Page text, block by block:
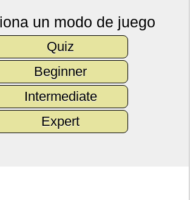
un modo de juego
Quiz
Beginner
Intermediate
Expert